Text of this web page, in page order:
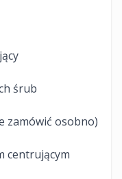
śrub
zamówić osobno)
centrującym